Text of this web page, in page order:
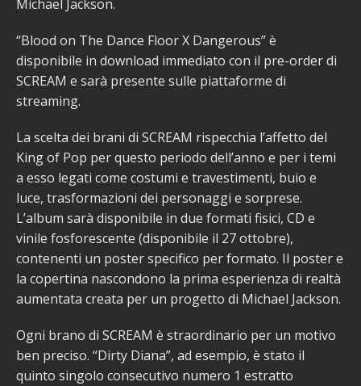
Michael Jackson.
“Blood on The Dance Floor X Dangerous” è
disponibile in download immediato con il pre-order di
SCREAM e sarà presente sulle piattaforme di
streaming.
La scelta dei brani di SCREAM rispecchia l’affetto del
King of Pop per questo periodo dell’anno e per i temi
a esso legati come costumi e travestimenti, buio e
luce, trasformazioni dei personaggi e sorprese.
L’album sarà disponibile in due formati fisici, CD e
vinile fosforescente (disponibile il 27 ottobre),
contenenti un poster specifico per formato. Il poster e
la copertina nascondono la prima esperienza di realtà
aumentata creata per un progetto di Michael Jackson.
Ogni brano di SCREAM è straordinario per un motivo
ben preciso. “Dirty Diana”, ad esempio, è stato il
quinto singolo consecutivo numero 1 estratto